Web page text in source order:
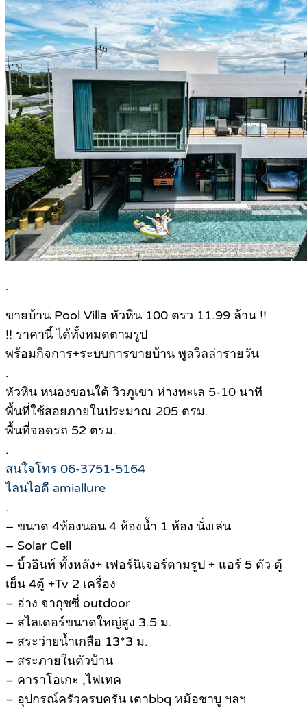
.
ขายบ้าน Pool Villa หัวหิน 100 ตรว 11.99 ล้าน !!
!! ราคานี้ ได้ทั้งหมดตามรูป
พร้อมกิจการ+ระบบการขายบ้าน พูลวิลล่ารายวัน
.
หัวหิน หนองขอนใต้ วิวภูเขา ห่างทะเล 5-10 นาที
พื้นที่ใช้สอยภายในประมาณ 205 ตรม.
พื้นที่จอดรถ 52 ตรม.
.
สนใจโทร 06-3751-5164
ไลนไอดี amiallure
.
– ขนาด 4ห้องนอน 4 ห้องน้ำ 1 ห้อง นั่งเล่น
– Solar Cell
– บิ้วอินท์ ทั้งหลัง+ เฟอร์นิเจอร์ตามรูป + แอร์ 5 ตัว ตู้
เย็น 4ตู้ +Tv 2 เครื่อง
– อ่าง จากุซซี่ outdoor
– สไลเดอร์ขนาดใหญ่สูง 3.5 ม.
– สระว่ายน้ำเกลือ 13*3 ม.
– สระภายในตัวบ้าน
– คาราโอเกะ ,ไฟเทค
– อุปกรณ์ครัวครบครัน เตาbbq หม้อชาบู ฯลฯ